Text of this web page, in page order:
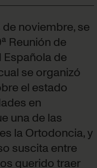
noviembre, se
Reunión de
de
se organizó
el estado
en
una de las
la Ortodoncia, y
suscita entre
querido traer